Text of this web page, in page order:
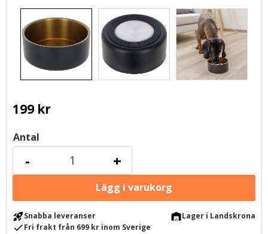
199kr
Antal
+
-
rocket_launchSnabba leveranser warehouseLager i Landskrona
checkFri frakt från 699 kr inom Sverige